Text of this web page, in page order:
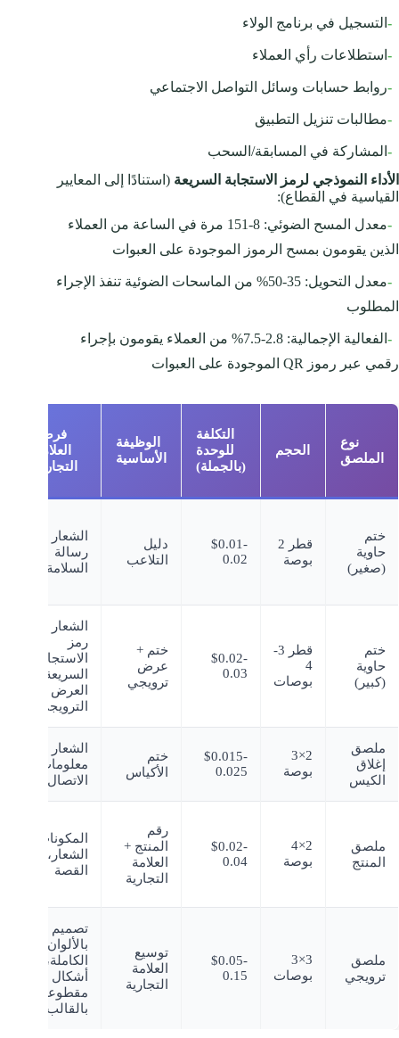
- التسجيل في برنامج الولاء
- استطلاعات رأي العملاء
-روابط حسابات وسائل التواصل الاجتماعي
-مطالبات تنزيل التطبيق
- المشاركة في المسابقة/السحب
الأداء النموذجي لرمز الاستجابة السريعة (استنادًا إلى المعايير
القياسية في القطاع):
-
معدل المسح الضوئي: 8-151 مرة في الساعة من العملاء
الذين يقومون بمسح الرموز الموجودة على العبوات
-
معدل التحويل: 35-50% من الماسحات الضوئية تنفذ الإجراء
المطلوب
-
الفعالية الإجمالية: 2.8-7.5% من العملاء يقومون بإجراء
رقمي عبر رموز QR الموجودة على العبوات
نوع
الملصق
الحجم
التكلفة
للوحدة
(بالجملة)
الوظيفة
الأساسية
فرصة
العلامة
التجارية
ختم
حاوية
(صغير)
قطر 2
بوصة
$0.01-
0.02
دليل
التلاعب
الشعار +
رسالة
السلامة
ختم
حاوية
(كبير)
قطر 3-
4
بوصات
$0.02-
0.03
ختم +
عرض
ترويجي
الشعار +
رمز
الاستجابة
السريعة +
العرض
الترويجي
ملصق
إغلاق
الكيس
2×3
بوصة
$0.015-
0.025
ختم
الأكياس
الشعار +
معلومات
الاتصال
ملصق
المنتج
2×4
بوصة
$0.02-
0.04
رقم
المنتج +
العلامة
التجارية
المكونات،
الشعار،
القصة
ملصق
ترويجي
3×3
بوصات
$0.05-
0.15
توسيع
العلامة
التجارية
تصميم
بالألوان
الكاملة،
أشكال
مقطوعة
بالقالب